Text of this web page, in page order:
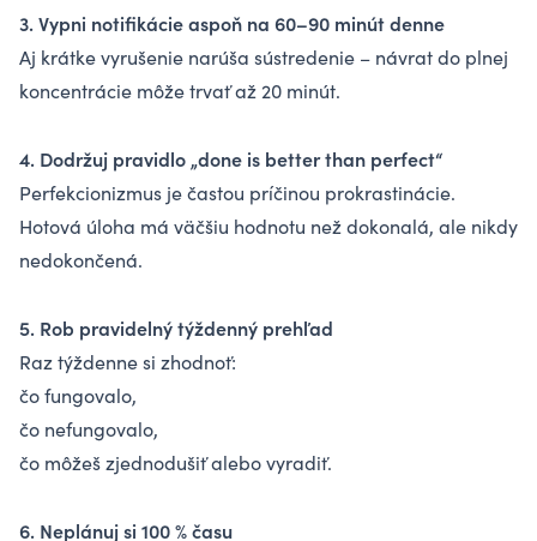
3. Vypni notifikácie aspoň na 60–90 minút denne
Aj krátke vyrušenie narúša sústredenie – návrat do plnej
koncentrácie môže trvať až 20 minút.
4. Dodržuj pravidlo „done is better than perfect“
Perfekcionizmus je častou príčinou prokrastinácie.
Hotová úloha má väčšiu hodnotu než dokonalá, ale nikdy
nedokončená.
5. Rob pravidelný týždenný prehľad
Raz týždenne si zhodnoť:
čo fungovalo,
čo nefungovalo,
čo môžeš zjednodušiť alebo vyradiť.
6. Neplánuj si 100 % času